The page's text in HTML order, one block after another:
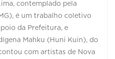
contemplado pela
é um trabalho coletivo
da Prefeitura, e
Mahku (Huni Kuin), do
com artistas de Nova